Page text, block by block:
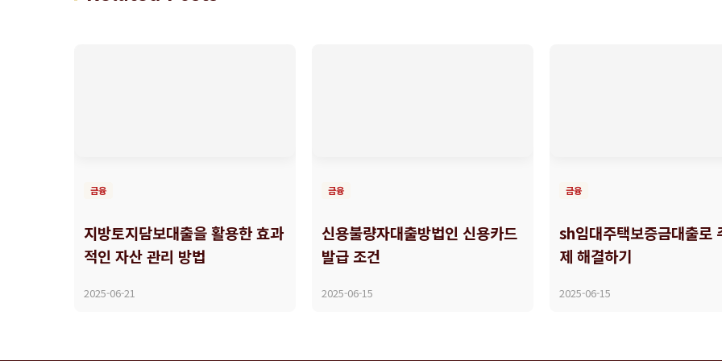
금융
지방토지담보대출을 활용한 효과
적인 자산 관리 방법
2025-06-21
금융
신용불량자대출방법인 신용카드
발급 조건
2025-06-15
금융
sh임대주택보증금대출로
제 해결하기
2025-06-15